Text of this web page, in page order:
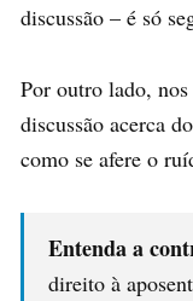
discussão – é só
Por outro lado,
discussão acerca
como se afere o
Entenda a
direito à